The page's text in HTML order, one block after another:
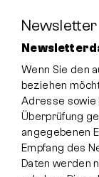
Newsletter
Wenn Sie den
beziehen
Adresse sowie
Überprüfung
angegebenen
Empfang des
Daten werden